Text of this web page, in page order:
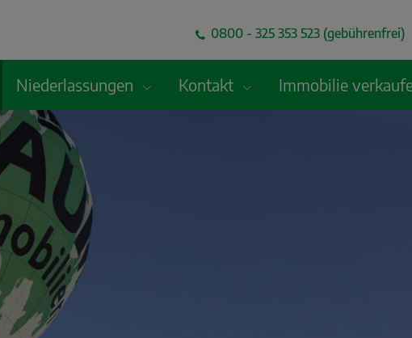
0800 - 325 353 523 (gebührenfrei)
Niederlassungen Kontakt Immobilie